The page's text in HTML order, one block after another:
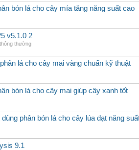
bón lá cho cây mía tăng năng suất cao
v5.1.0 2
thường
lá cho cây mai vàng chuẩn kỹ thuật
bón lá cho cây mai giúp cây xanh tốt
phân bón lá cho cây lúa đạt năng
9.1